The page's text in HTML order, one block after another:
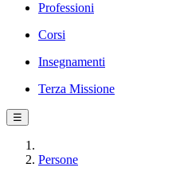
Professioni
Corsi
Insegnamenti
Terza Missione
☰
Persone